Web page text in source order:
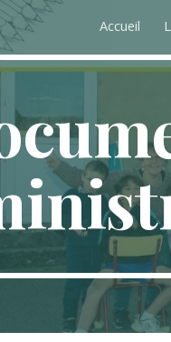
Accueil